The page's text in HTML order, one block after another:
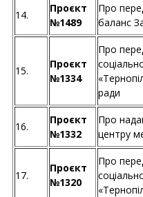
14.
Проєкт
№1489
Про
баланс
15.
Проєкт
№1334
Про
ради
16.
Проєкт
№1332
Про
центру
17.
Проєкт
№1320
Про